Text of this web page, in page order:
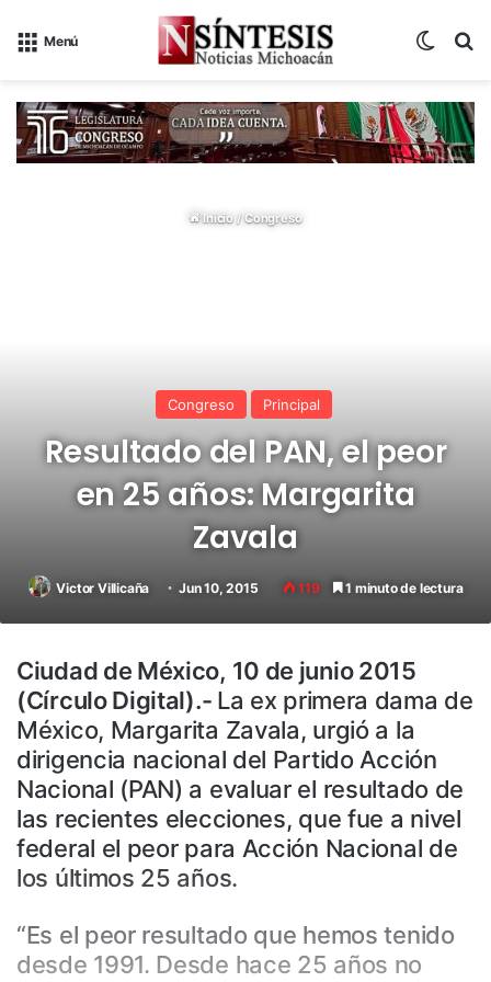
Menú
Inicio / Congreso
Congreso Principal
Resultado del PAN, el peor
en 25 años: Margarita
Zavala
Victor Villicaña Jun 10, 2015 119 1 minuto de lectura
Ciudad de México, 10 de junio 2015
(Círculo Digital).- La ex primera dama de
México, Margarita Zavala, urgió a la
dirigencia nacional del Partido Acción
Nacional (PAN) a evaluar el resultado de
las recientes elecciones, que fue a nivel
federal el peor para Acción Nacional de
los últimos 25 años.
“Es el peor resultado que hemos tenido
desde 1991. Desde hace 25 años no